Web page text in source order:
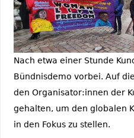
Nach etwa einer Stunde
Bündnisdemo vorbei. Auf
den Organisator:innen der
gehalten, um den globalen
in den Fokus zu stellen.